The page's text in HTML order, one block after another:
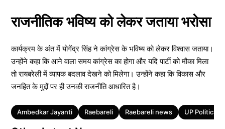
राजनीतिक भविष्य को लेकर जताया भरोसा
कार्यक्रम के अंत में योगेंद्र सिंह ने कांग्रेस के भविष्य को लेकर विश्वास जताया।
उन्होंने कहा कि आने वाला समय कांग्रेस का होगा और यदि पार्टी को मौका मिला
तो रायबरेली में व्यापक बदलाव देखने को मिलेगा। उन्होंने कहा कि विकास और
जनहित के मुद्दों पर ही उनकी राजनीति आधारित है।
Tags
Ambedkar Jayanti Raebareli Raebareli news UP Politics